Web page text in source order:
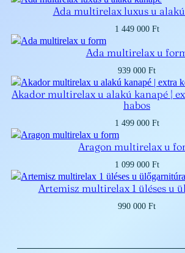
Ada multirelax luxus u
1 449 000 Ft
Ada multirelax u
939 000 Ft
Akador multirelax u alakú kanapé |
habos
1 499 000 Ft
Aragon multirelax u
1 099 000 Ft
Artemisz multirelax 1 üléses u
990 000 Ft